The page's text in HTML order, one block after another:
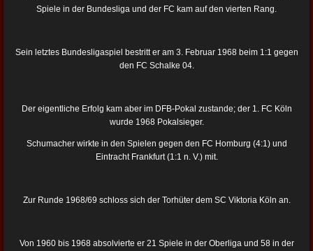
Spiele in der Bundesliga und der FC kam auf den vierten Rang.
Sein letztes Bundesligaspiel bestritt er am 3. Februar 1968 beim 1:1 gegen
den FC Schalke 04.
Der eigentliche Erfolg kam aber im DFB-Pokal zustande; der 1. FC Köln
wurde 1968 Pokalsieger.
Schumacher wirkte in den Spielen gegen den FC Homburg (4:1) und
Eintracht Frankfurt (1:1 n. V.) mit.
Zur Runde 1968/69 schloss sich der Torhüter dem SC Viktoria Köln an.
Von 1960 bis 1968 absolvierte er 21 Spiele in der Oberliga und 58 in der